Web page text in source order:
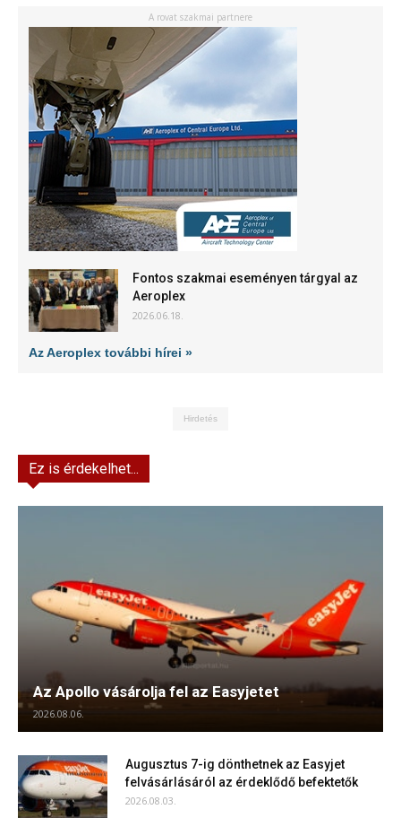
A rovat szakmai partnere
Fontos szakmai eseményen tárgyal az
Aeroplex
2026.06.18.
Az Aeroplex további hírei »
Hirdetés
Ez is érdekelhet...
Az Apollo vásárolja fel az Easyjetet
2026.08.06.
Augusztus 7-ig dönthetnek az Easyjet
felvásárlásáról az érdeklődő befektetők
2026.08.03.